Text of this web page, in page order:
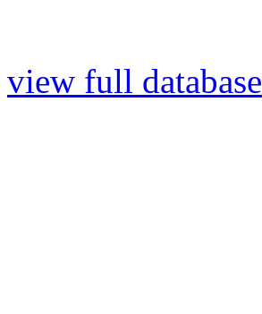
view full database